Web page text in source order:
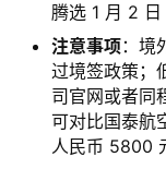
腾选 1 月 2 日
注意事项：境
过境签政策；
司官网或者同
可对比国泰航
人民币 5800